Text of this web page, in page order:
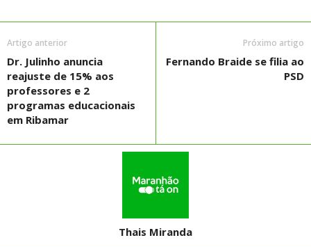
Artigo anterior
Dr. Julinho anuncia
reajuste de 15% aos
professores e 2
programas educacionais
em Ribamar
Próximo artigo
Fernando Braide se filia ao
PSD
Thais Miranda